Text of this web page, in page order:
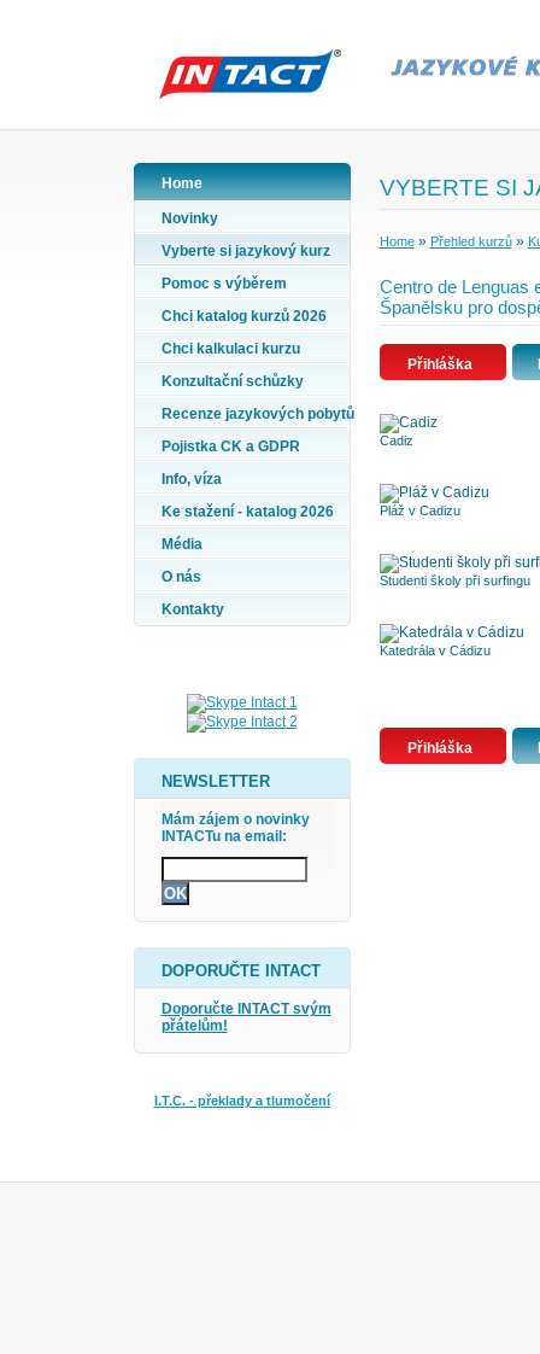
Home
Novinky
Vyberte si jazykový kurz
Pomoc s výběrem
Chci katalog kurzů 2026
Chci kalkulaci kurzu
Konzultační schůzky
Recenze jazykových pobytů
Pojistka CK a GDPR
Info, víza
Ke stažení - katalog 2026
Média
O nás
Kontakty
NEWSLETTER
Mám zájem o novinky
INTACTu na email:
DOPORUČTE INTACT
Doporučte INTACT svým
přátelům!
I.T.C. - překlady a tlumočení
VYBERTE SI
Home» Přehled kurzů»
Centro de Lenguas
Španělsku pro
Přihláška
Cadiz
Pláž v Cadizu
Studenti školy při surfingu
Katedrála v Cádizu
Přihláška